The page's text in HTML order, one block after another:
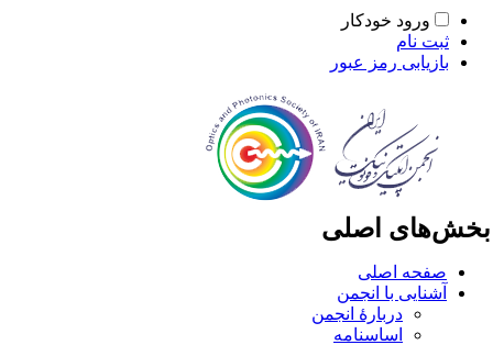
ورود خودکار
ثبت نام
بازیابی رمز عبور
اصلی
صفحه اصلی
آشنایی با انجمن
دربارۀ انجمن
اساسنامه